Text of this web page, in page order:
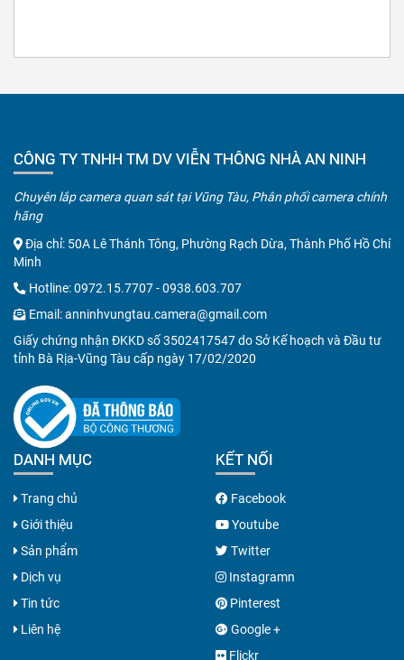
CÔNG TY TNHH TM DV VIỄN THÔNG NHÀ AN NINH
Chuyên lắp camera quan sát tại Vũng Tàu, Phân phối camera chính
hãng
Địa chỉ: 50A Lê Thánh Tông, Phường Rạch Dừa, Thành Phố Hồ Chí
Minh
Hotline:0972.15.7707-0938.603.707
Email:anninhvungtau.camera@gmail.com
Giấy chứng nhận ĐKKD số 3502417547 do Sở Kế hoạch và Đầu tư
tỉnh Bà Rịa-Vũng Tàu cấp ngày 17/02/2020
DANH MỤC
Trang chủ
Giới thiệu
Sản phẩm
Dịch vụ
Tin tức
Liên hệ
KẾT NỐI
Facebook
Youtube
Twitter
Instagramn
Pinterest
Google +
Flickr